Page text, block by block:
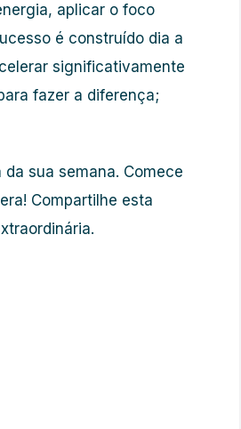
, aplicar o foco
é construído dia a
significativamente
fazer a diferença;
da sua semana. Comece
Compartilhe esta